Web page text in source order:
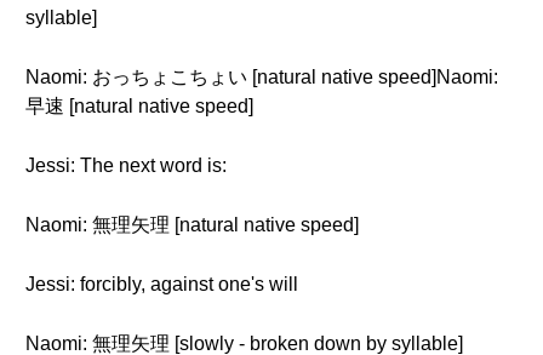
syllable]
Naomi: おっちょこちょい [natural native speed]Naomi:
早速 [natural native speed]
Jessi: The next word is:
Naomi: 無理矢理 [natural native speed]
Jessi: forcibly, against one's will
Naomi: 無理矢理 [slowly - broken down by syllable]